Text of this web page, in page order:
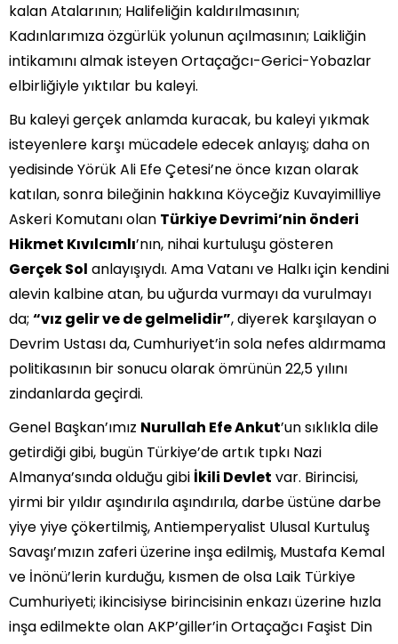
kalan Atalarının; Halifeliğin kaldırılmasının;
Kadınlarımıza özgürlük yolunun açılmasının; Laikliğin
intikamını almak isteyen Ortaçağcı-Gerici-Yobazlar
elbirliğiyle yıktılar bu kaleyi.
Bu kaleyi gerçek anlamda kuracak, bu kaleyi yıkmak
isteyenlere karşı mücadele edecek anlayış; daha on
yedisinde Yörük Ali Efe Çetesi’ne önce kızan olarak
katılan, sonra bileğinin hakkına Köyceğiz Kuvayimilliye
Askeri Komutanı olan Türkiye Devrimi’nin önderi
Hikmet Kıvılcımlı’nın, nihai kurtuluşu gösteren
Gerçek Sol anlayışıydı. Ama Vatanı ve Halkı için kendini
alevin kalbine atan, bu uğurda vurmayı da vurulmayı
da; “vız gelir ve de gelmelidir”, diyerek karşılayan o
Devrim Ustası da, Cumhuriyet’in sola nefes aldırmama
politikasının bir sonucu olarak ömrünün 22,5 yılını
zindanlarda geçirdi.
Genel Başkan’ımız Nurullah Efe Ankut’un sıklıkla dile
getirdiği gibi, bugün Türkiye’de artık tıpkı Nazi
Almanya’sında olduğu gibi İkili Devlet var. Birincisi,
yirmi bir yıldır aşındırıla aşındırıla, darbe üstüne darbe
yiye yiye çökertilmiş, Antiemperyalist Ulusal Kurtuluş
Savaşı’mızın zaferi üzerine inşa edilmiş, Mustafa Kemal
ve İnönü’lerin kurduğu, kısmen de olsa Laik Türkiye
Cumhuriyeti; ikincisiyse birincisinin enkazı üzerine hızla
inşa edilmekte olan AKP’giller’in Ortaçağcı Faşist Din